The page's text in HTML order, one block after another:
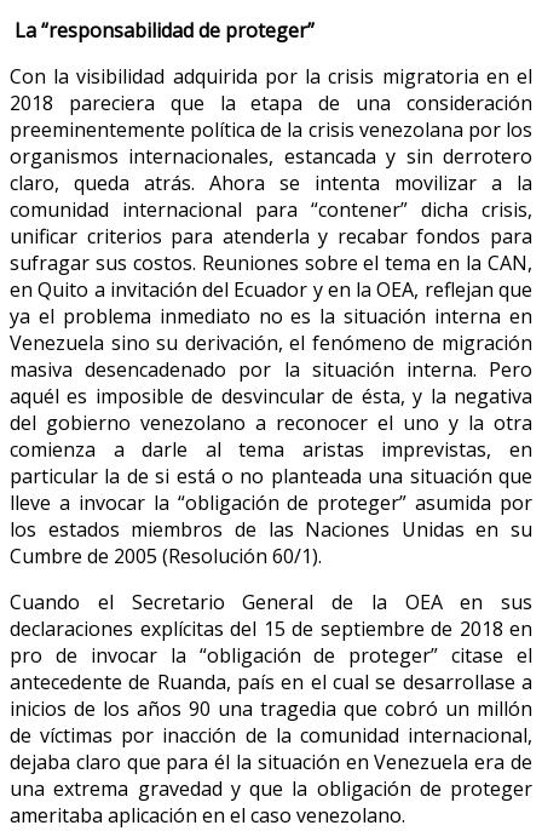
La “responsabilidad de proteger”
Con la visibilidad adquirida por la crisis migratoria en el
2018 pareciera que la etapa de una consideración
preeminentemente política de la crisis venezolana por los
organismos internacionales, estancada y sin derrotero
claro, queda atrás. Ahora se intenta movilizar a la
comunidad internacional para “contener” dicha crisis,
unificar criterios para atenderla y recabar fondos para
sufragar sus costos. Reuniones sobre el tema en la CAN,
en Quito a invitación del Ecuador y en la OEA, reflejan que
ya el problema inmediato no es la situación interna en
Venezuela sino su derivación, el fenómeno de migración
masiva desencadenado por la situación interna. Pero
aquél es imposible de desvincular de ésta, y la negativa
del gobierno venezolano a reconocer el uno y la otra
comienza a darle al tema aristas imprevistas, en
particular la de si está o no planteada una situación que
lleve a invocar la “obligación de proteger” asumida por
los estados miembros de las Naciones Unidas en su
Cumbre de 2005 (Resolución 60/1).
Cuando el Secretario General de la OEA en sus
declaraciones explícitas del 15 de septiembre de 2018 en
pro de invocar la “obligación de proteger” citase el
antecedente de Ruanda, país en el cual se desarrollase a
inicios de los años 90 una tragedia que cobró un millón
de víctimas por inacción de la comunidad internacional,
dejaba claro que para él la situación en Venezuela era de
una extrema gravedad y que la obligación de proteger
ameritaba aplicación en el caso venezolano.